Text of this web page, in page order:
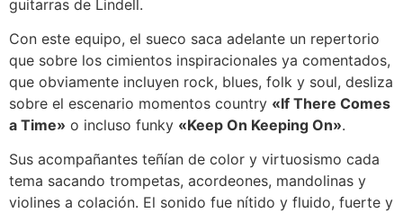
guitarras de Lindell.
Con este equipo, el sueco saca adelante un repertorio
que sobre los cimientos inspiracionales ya comentados,
que obviamente incluyen rock, blues, folk y soul, desliza
sobre el escenario momentos country «If There Comes
a Time» o incluso funky «Keep On Keeping On».
Sus acompañantes teñían de color y virtuosismo cada
tema sacando trompetas, acordeones, mandolinas y
violines a colación. El sonido fue nítido y fluido, fuerte y